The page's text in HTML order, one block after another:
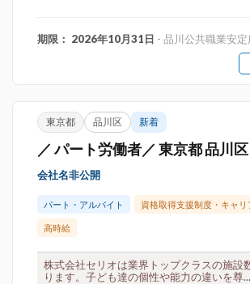
期限： 2026年10月31日 - 品川公共職業安定
東京都 品川区 新着
／ パート労働者／ 東京都 品川区
会社名非公開
パート・アルバイト 資格取得支援制度・キャ
高時給
株式会社セリオは業界トップクラスの施設
ります。子ども達の個性や能力の違いを尊...